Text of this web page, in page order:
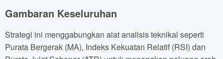
Gambaran Keseluruhan
Strategi ini menggabungkan alat analisis teknikal seperti
Purata Bergerak (MA), Indeks Kekuatan Relatif (RSI) dan